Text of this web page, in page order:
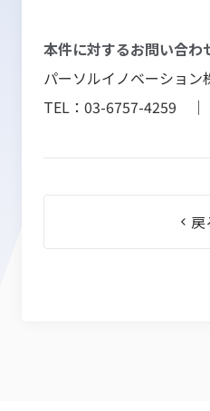
本件に対するお問い合わ
パーソルイノベーショ
TEL：03-6757-4259 ｜
戻